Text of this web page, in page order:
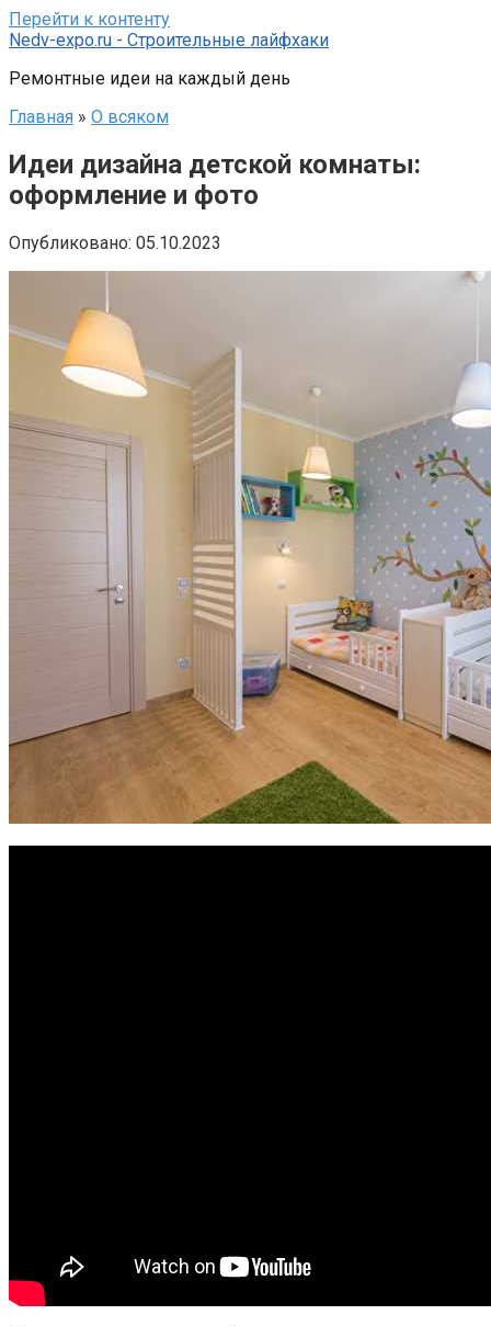
Перейти к контенту
Nedv-expo.ru - Строительные лайфхаки
Ремонтные идеи на каждый день
Главная » О всяком
Идеи дизайна детской комнаты:
оформление и фото
Опубликовано: 05.10.2023